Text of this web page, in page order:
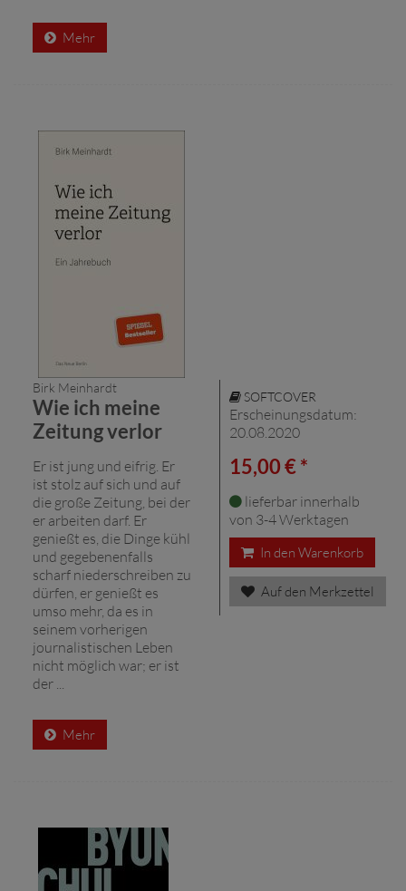
Mehr
Birk Meinhardt
Wie ich meine
Zeitung verlor
Er ist jung und eifrig. Er
ist stolz auf sich und auf
die große Zeitung, bei der
er arbeiten darf. Er
genießt es, die Dinge kühl
und gegebenenfalls
scharf niederschreiben zu
dürfen, er genießt es
umso mehr, da es in
seinem vorherigen
journalistischen Leben
nicht möglich war; er ist
der ...
Mehr
SOFTCOVER
Erscheinungsdatum:
20.08.2020
15,00 € *
lieferbar innerhalb
von 3-4 Werktagen
In den Warenkorb
Auf den Merkzettel